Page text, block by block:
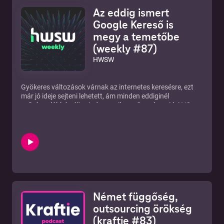
Vakondok létrejöttének hátteréről, a sorozat készítésének
egyes kulisszatitkairól és a legfontosabb mérföldkövekről.
Az adásban elhangzott cikkek, videók, tartalmak a Discord
csatornánkon érhetők el, ahol még beszélgetni is tudsz
velünk, illetve a többi hallgatóval. https://discord.hwsw.hu/
Adásainkat megtaláljátok a SoundCloudon, a Spotify-on,
az Apple Podcasten, a YouTube csatornánkon, és immár
Az eddig ismert
Google Kereső is
megy a temetőbe
(weekly #87)
HWSW
Gyökeres változások várnak az internetes keresésre, ezt
már jó ideje sejteni lehetett, ám minden eddiginél
nyilvánvalóbbá vált mindez, amikor a Google az idei I/O
kérdést, például kapásból azt, hogy mi lesz a sorsa annak a
bizonyos tíz kék linknek az első keresőoldalon, melyek
körébe korábban mindenki minden webhelyüzemeltető
százmilliárd dollárnyi bevételt termelni? Papp Gábor a The
Pitchtől segít nekünk értelmezni a változtatások súlyát,
kicsit kivesézzük a témát, hogy érthető legyen azok
számára is, akik nem napi szinten foglalkoznak
Német függőség,
outsourcing örökség
(kraftie #83)